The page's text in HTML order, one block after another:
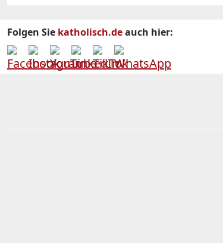
Folgen Sie katholisch.deauch hier: